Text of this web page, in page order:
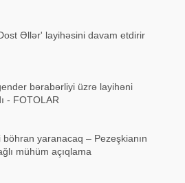
Əllər' layihəsini davam etdirir
bərabərliyi üzrə layihəni
- FOTOLAR
böhran yaranacaq – Pezeşkianın
mühüm açıqlama